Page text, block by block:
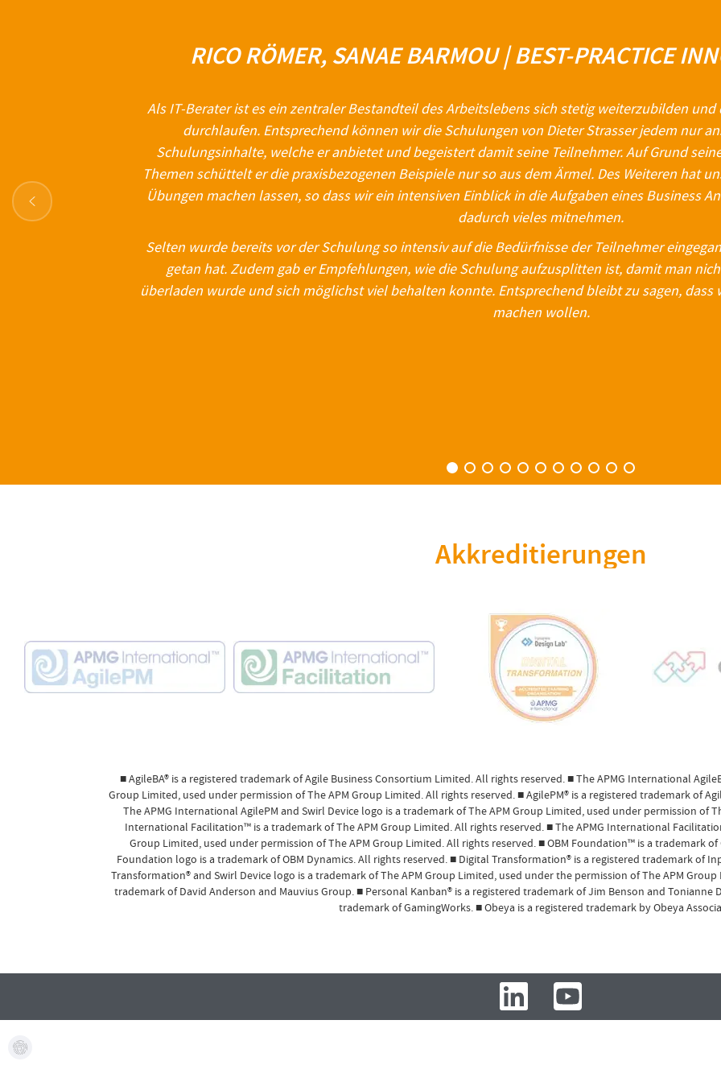
RICO RÖMER, SANAE BARMOU | BEST-PRACTICE
Als IT-Berater ist es ein zentraler Bestandteil des Arbeitslebens sich stetig weiterzubilden
durchlaufen. Entsprechend können wir die Schulungen von Dieter Strasser jedem nur
Schulungsinhalte, welche er anbietet und begeistert damit seine Teilnehmer. Auf Grund
Themen schüttelt er die praxisbezogenen Beispiele nur so aus dem Ärmel. Des Weiteren hat
Übungen machen lassen, so dass wir ein intensiven Einblick in die Aufgaben eines Business
dadurch vieles mitnehmen.
Selten wurde bereits vor der Schulung so intensiv auf die Bedürfnisse der Teilnehmer
getan hat. Zudem gab er Empfehlungen, wie die Schulung aufzusplitten ist, damit man
überladen wurde und sich möglichst viel behalten konnte. Entsprechend bleibt zu sagen, dass
machen wollen.
Akkreditierungen
■ AgileBA® is a registered trademark of Agile Business Consortium Limited. All rights reserved. ■ The APMG International
Group Limited, used under permission of The APM Group Limited. All rights reserved. ■ AgilePM® is a registered trademark of
The APMG International AgilePM and Swirl Device logo is a trademark of The APM Group Limited, used under permission of
International Facilitation™ is a trademark of The APM Group Limited. All rights reserved. ■ The APMG International
Group Limited, used under permission of The APM Group Limited. All rights reserved. ■ OBM Foundation™ is a trademark of
Foundation logo is a trademark of OBM Dynamics. All rights reserved. ■ Digital Transformation® is a registered trademark of
Transformation® and Swirl Device logo is a trademark of The APM Group Limited, used under the permission of The APM
trademark of David Anderson and Mauvius Group. ■ Personal Kanban® is a registered trademark of Jim Benson and Tonianne
trademark of GamingWorks. ■ Obeya is a registered trademark by Obeya